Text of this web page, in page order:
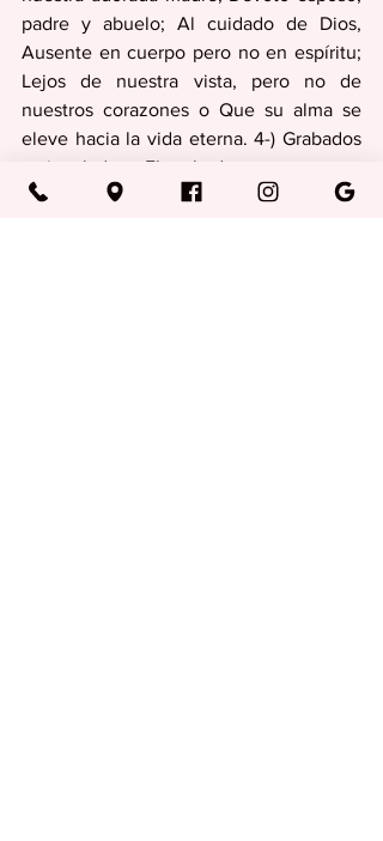
padre y abuelo; Al cuidado de Dios,
Ausente en cuerpo pero no en espíritu;
Lejos de nuestra vista, pero no de
nuestros corazones o Que su alma se
eleve hacia la vida eterna. 4-) Grabados
y cincelados– El grabado es un proceso
que se puede realizar a mano o con